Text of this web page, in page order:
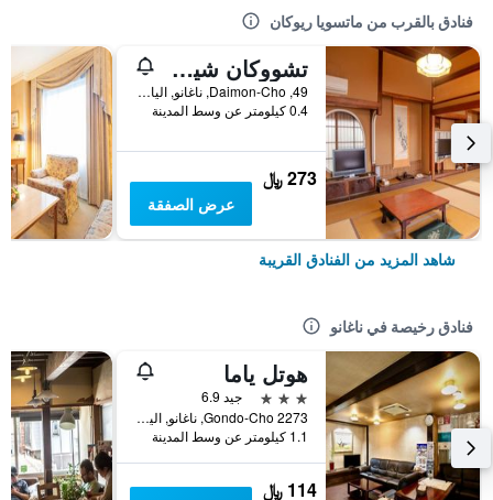
فنادق بالقرب من ماتسويا ريوكان
تشووكان شيميزويا ريوكان
49, Daimon-Cho, ناغانو, اليابان
0.4 كيلومتر عن وسط المدينة
273 ﷼
عرض الصفقة
شاهد المزيد من الفنادق القريبة
فنادق رخيصة في ناغانو
هوتل ياما
3 نجوم
جيد 6.9
Gondo-Cho 2273, ناغانو, اليابان
1.1 كيلومتر عن وسط المدينة
114 ﷼